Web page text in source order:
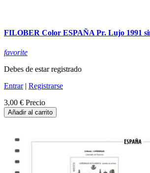
FILOBER Color ESPAÑA Pr. Lujo 1991
favorite
Debes de estar registrado
Entrar| Registrarse
3,00 € Precio
Añadir al carrito